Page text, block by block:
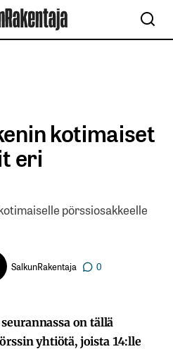
kotimaiset
eri
pörssiosakkeelle
SalkunRakentaja 0
on tällä
yhtiötä, joista 14:lle